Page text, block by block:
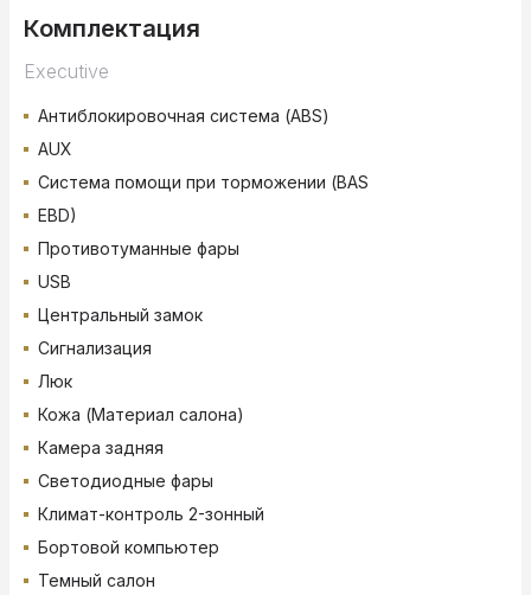
Комплектация
Executive
Антиблокировочная система (ABS)
AUX
Система помощи при торможении (BAS
EBD)
Противотуманные фары
USB
Центральный замок
Сигнализация
Люк
Кожа (Материал салона)
Камера задняя
Светодиодные фары
Климат-контроль 2-зонный
Бортовой компьютер
Темный салон